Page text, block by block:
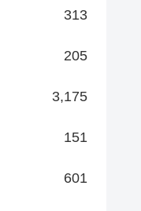
313
205
3,175
151
601